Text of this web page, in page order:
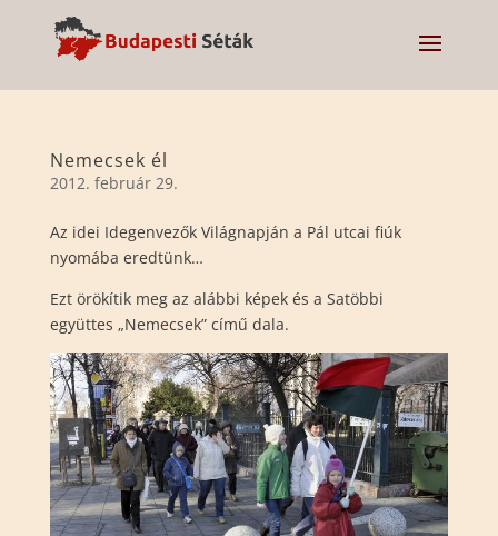
Nemecsek él
2012. február 29.
Az idei Idegenvezők Világnapján a Pál utcai fiúk
nyomába eredtünk…
Ezt örökítik meg az alábbi képek és a Satöbbi
együttes „Nemecsek” című dala.